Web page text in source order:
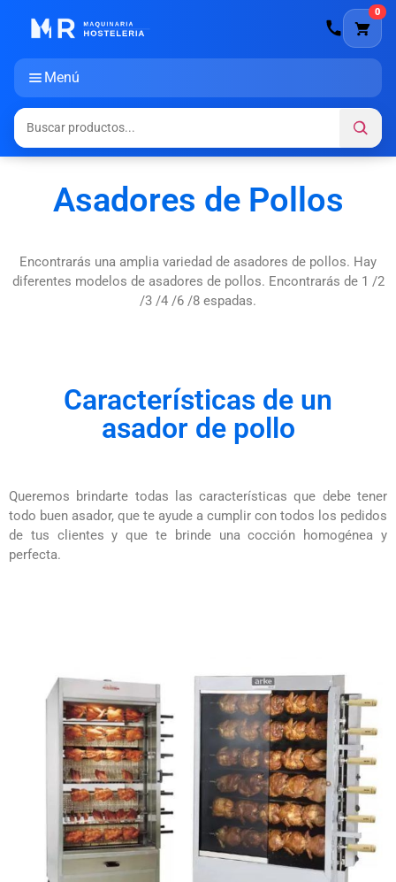
Menú
0
Asadores de Pollos
Encontrarás una amplia variedad de asadores de pollos. Hay
diferentes modelos de asadores de pollos. Encontrarás de 1 /2
/3 /4 /6 /8 espadas.
Características de un
asador de pollo
Queremos brindarte todas las características que debe tener
todo buen asador, que te ayude a cumplir con todos los pedidos
de tus clientes y que te brinde una cocción homogénea y
perfecta.